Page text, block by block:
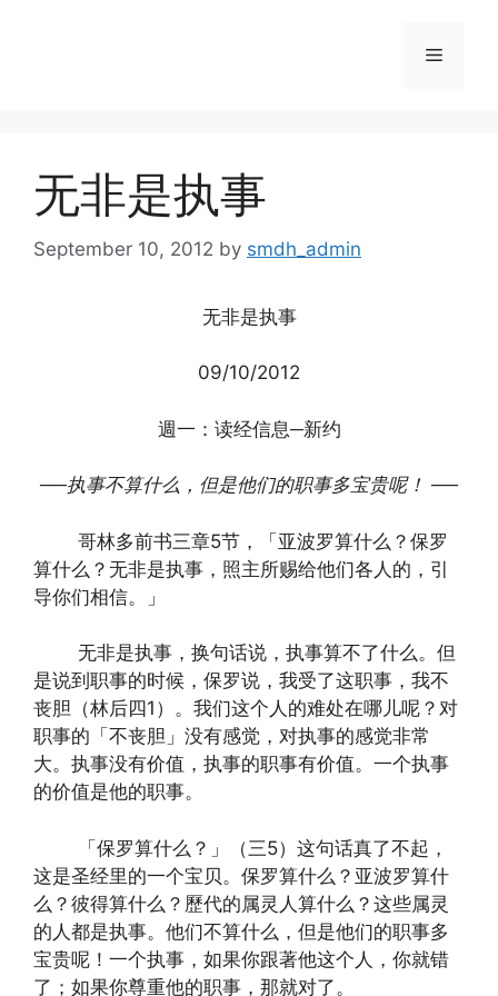
Menu
无非是执事
September 10, 2012 by smdh_admin
无非是执事
09/10/2012
週一：读经信息─新约
──执事不算什么，但是他们的职事多宝贵呢！ ──
哥林多前书三章5节，「亚波罗算什么？保罗
算什么？无非是执事，照主所赐给他们各人的，引
导你们相信。」
无非是执事，换句话说，执事算不了什么。但
是说到职事的时候，保罗说，我受了这职事，我不
丧胆（林后四1）。我们这个人的难处在哪儿呢？对
职事的「不丧胆」没有感觉，对执事的感觉非常
大。执事没有价值，执事的职事有价值。一个执事
的价值是他的职事。
「保罗算什么？」（三5）这句话真了不起，
这是圣经里的一个宝贝。保罗算什么？亚波罗算什
么？彼得算什么？歷代的属灵人算什么？这些属灵
的人都是执事。他们不算什么，但是他们的职事多
宝贵呢！一个执事，如果你跟著他这个人，你就错
了；如果你尊重他的职事，那就对了。